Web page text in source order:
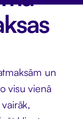
un
visu vienā